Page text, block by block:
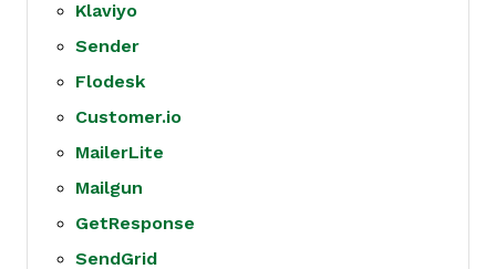
Klaviyo
Sender
Flodesk
Customer.io
MailerLite
Mailgun
GetResponse
SendGrid